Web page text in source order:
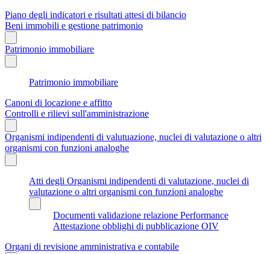
Piano degli indicatori e risultati attesi di bilancio
Beni immobili e gestione patrimonio
Patrimonio immobiliare
Patrimonio immobiliare
Canoni di locazione e affitto
Controlli e rilievi sull'amministrazione
Organismi indipendenti di valutuazione, nuclei di valutazione o altri
organismi con funzioni analoghe
Atti degli Organismi indipendenti di valutazione, nuclei di
valutazione o altri organismi con funzioni analoghe
Documenti validazione relazione Performance
Attestazione obblighi di pubblicazione OIV
Organi di revisione amministrativa e contabile